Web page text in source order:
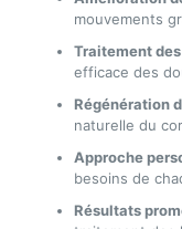
mouvements
Traitement
efficace des
Régénération
naturelle du
Approche
besoins de
Résultats